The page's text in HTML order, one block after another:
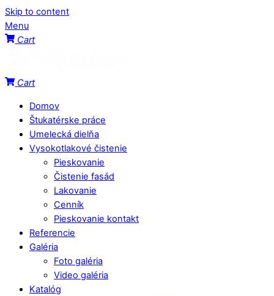
Skip to content
Menu
Cart
Cart
Domov
Štukatérske práce
Umelecká dielňa
Vysokotlakové čistenie
Pieskovanie
Čistenie fasád
Lakovanie
Cenník
Pieskovanie kontakt
Referencie
Galéria
Foto galéria
Video galéria
Katalóg